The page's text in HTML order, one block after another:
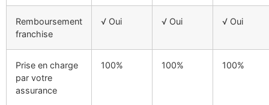
Remboursement
franchise
√ Oui √ Oui √ Oui
Prise en charge
par votre
assurance
100% 100% 100%